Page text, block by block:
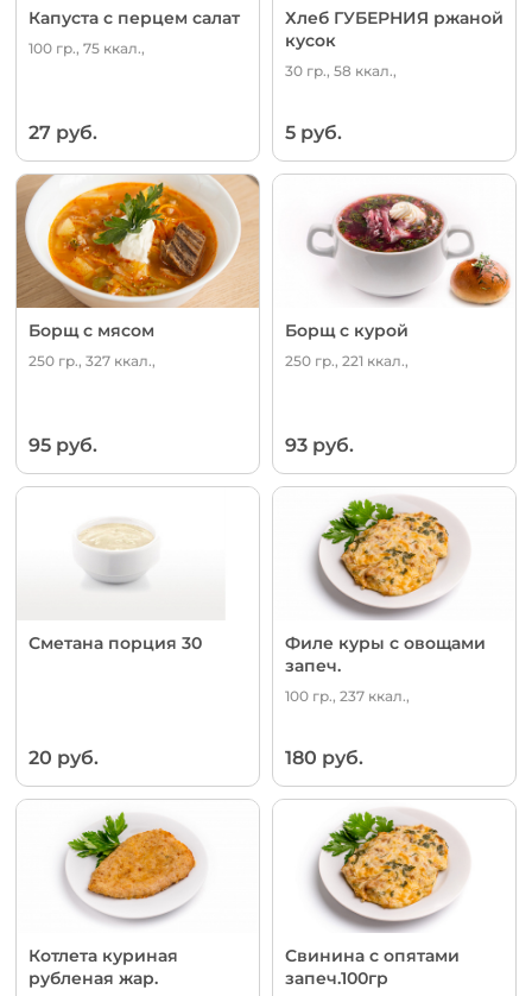
Капуста с перцем салат
100 гр., 75 ккал.,
27 руб.
Хлеб ГУБЕРНИЯ ржаной
кусок
30 гр., 58 ккал.,
5 руб.
Борщ с мясом
250 гр., 327 ккал.,
95 руб.
Борщ с курой
250 гр., 221 ккал.,
93 руб.
Сметана порция 30
20 руб.
Филе куры с овощами
запеч.
100 гр., 237 ккал.,
180 руб.
Котлета куриная
рубленая жар.
Свинина с опятами
запеч.100гр